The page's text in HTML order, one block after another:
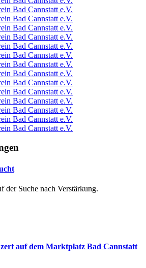
der Suche nach Verstärkung.
auf dem Marktplatz Bad Cannstatt